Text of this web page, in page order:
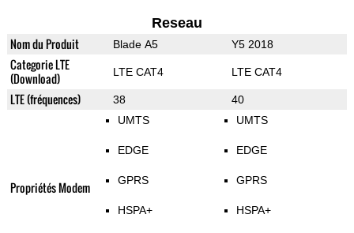
Reseau
Nom du Produit Blade A5 Y5 2018
Categorie LTE
(Download)
LTE CAT4 LTE CAT4
LTE (fréquences) 38 40
Propriétés Modem
UMTS
EDGE
GPRS
HSPA+
UMTS
EDGE
GPRS
HSPA+